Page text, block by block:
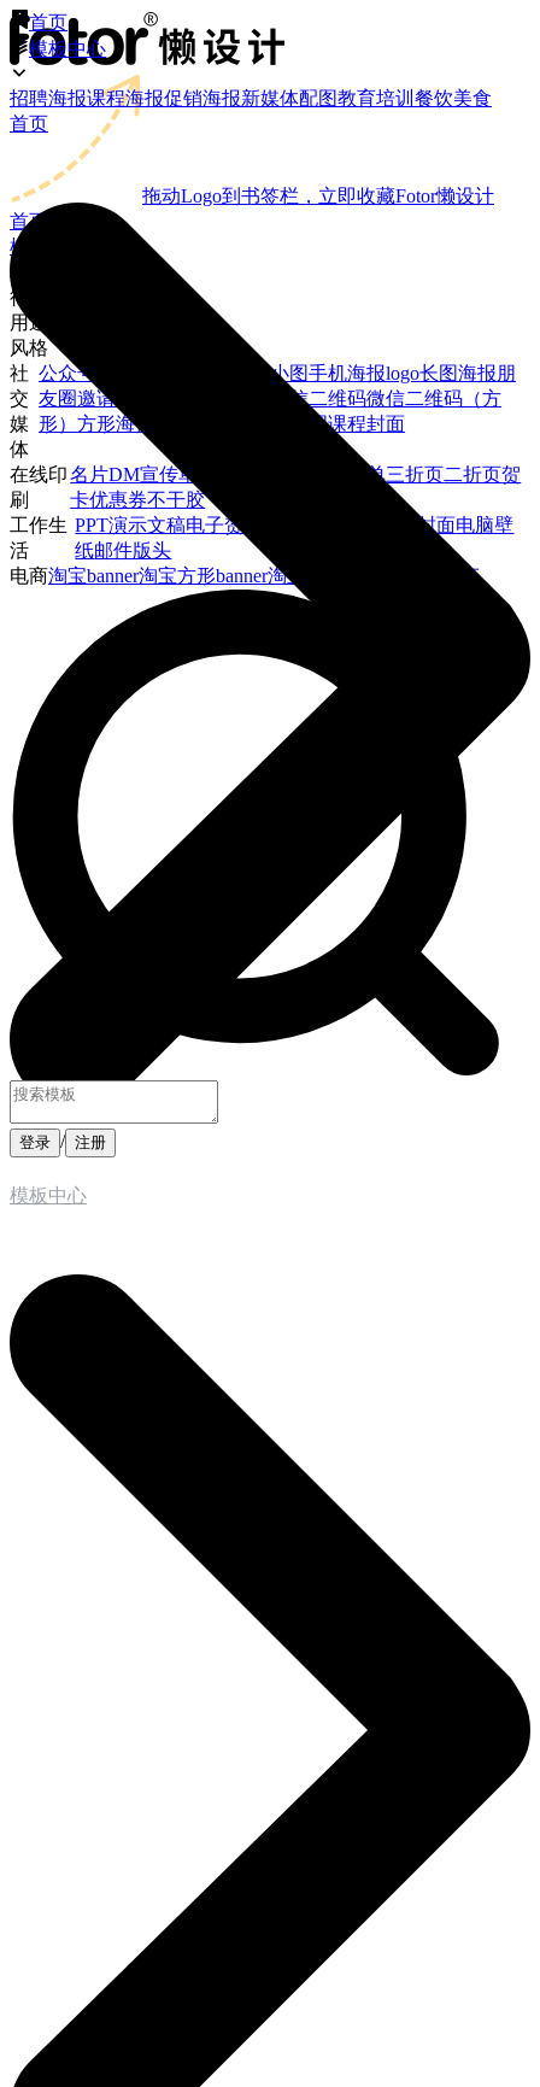
拖动Logo到书签栏，立即收藏Fotor懒设计
首页
模板中心
场景
行业
用途
风格
社
交
媒
体
公众号封面大图 公众号封面小图手机海报logo长图海报朋
友圈邀请函
微信二维码微信二维码（方
形）方形海报 微博焦点图课程封面
在线印
刷
名片DM宣传单 菜单三折页二折页贺
卡优惠券不干胶
工作生
活
PPT演示文稿电子贺卡 视频封面电脑壁
纸邮件版头
电商淘宝banner淘宝方形banner淘宝店铺招牌 主图直通车
登录 / 注册
首页
模板中心
招聘海报课程海报促销海报新媒体配图教育培训 餐饮美食
首页
模板中心